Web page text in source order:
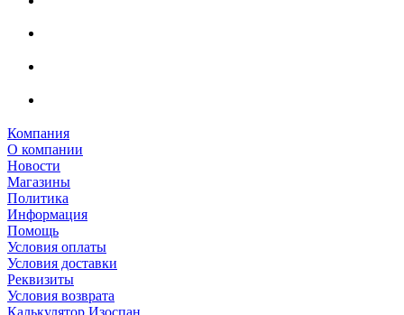
Компания
О компании
Новости
Магазины
Политика
Информация
Помощь
Условия оплаты
Условия доставки
Реквизиты
Условия возврата
Калькулятор Изоспан